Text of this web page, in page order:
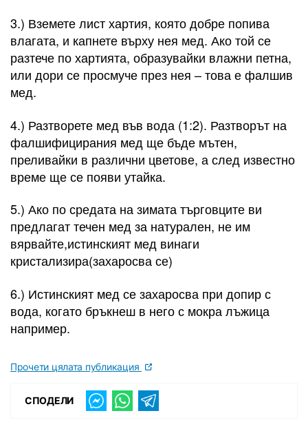
3.) Вземете лист хартия, която добре попива
влагата, и капнете върху нея мед. Ако той се
разтече по хартията, образувайки влажни петна,
или дори се просмуче през нея – това е фалшив
мед.
4.) Разтворете мед във вода (1:2). Разтворът на
фалшифицирания мед ще бъде мътен,
преливайки в различни цветове, а след известно
време ще се появи утайка.
5.) Ако по средата на зимата търговците ви
предлагат течен мед за натурален, не им
вярвайте,истинският мед винаги
кристализира(захаросва се)
6.) Истинският мед се захаросва при допир с
вода, когато бръкнеш в него с мокра лъжица
например.
Прочети цялата публикация
СПОДЕЛИ